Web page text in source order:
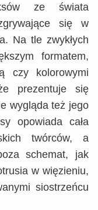
ze świata
się w
Na tle zwykłych
formatem,
czy kolorowymi
prezentuje się
wygląda też jego
opowiada cała
twórców, a
schemat, jak
w więzieniu,
siostrzeńcu